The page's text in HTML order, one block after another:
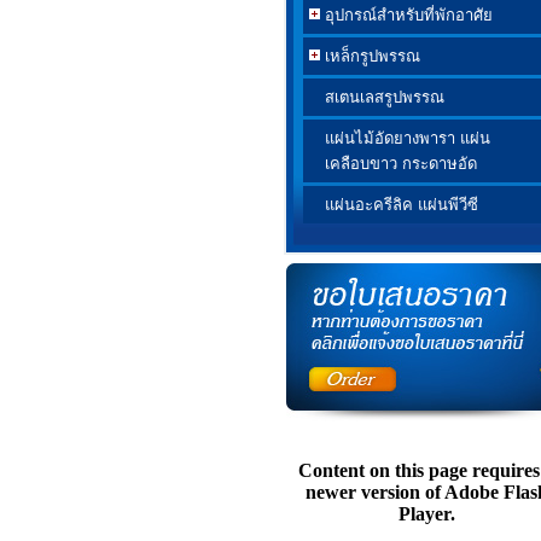
อุปกรณ์สำหรับที่พักอาศัย
เหล็กรูปพรรณ
สเตนเลสรูปพรรณ
แผ่นไม้อัดยางพารา แผ่น
เคลือบขาว กระดาษอัด
แผ่นอะครีลิค แผ่นพีวีซี
Content on this page
newer version of Adobe
Player.